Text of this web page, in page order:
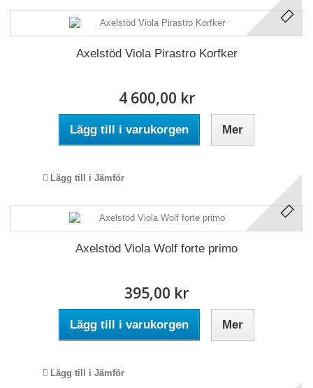
Axelstöd Viola Pirastro Korfker
4 600,00 kr
Lägg till i varukorgen Mer
Lägg till i Jämför
Axelstöd Viola Wolf forte primo
395,00 kr
Lägg till i varukorgen Mer
Lägg till i Jämför